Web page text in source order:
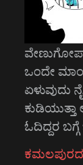
ಒಂದೇ
ಏಳುವುದು
ಓದಿದ್ದರ ಬಗ್ಗೆ
ಕಮಲಪುರದ